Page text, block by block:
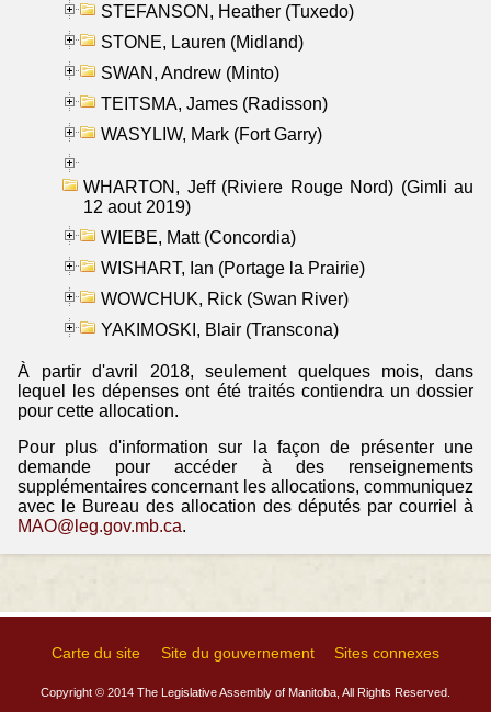
STEFANSON, Heather (Tuxedo)
STONE, Lauren (Midland)
SWAN, Andrew (Minto)
TEITSMA, James (Radisson)
WASYLIW, Mark (Fort Garry)
WHARTON, Jeff (Riviere Rouge Nord) (Gimli au
12 aout 2019)
WIEBE, Matt (Concordia)
WISHART, Ian (Portage la Prairie)
WOWCHUK, Rick (Swan River)
YAKIMOSKI, Blair (Transcona)
À partir d'avril 2018, seulement quelques mois, dans
lequel les dépenses ont été traités contiendra un dossier
pour cette allocation.
Pour plus d'information sur la façon de présenter une
demande pour accéder à des renseignements
supplémentaires concernant les allocations, communiquez
avec le Bureau des allocation des députés par courriel à
MAO@leg.gov.mb.ca.
Carte du site Site du gouvernement Sites connexes
Copyright © 2014 The Legislative Assembly of Manitoba, All Rights Reserved.